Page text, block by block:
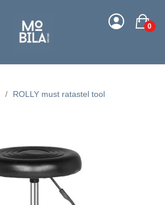
0
ROLLY must ratastel tool